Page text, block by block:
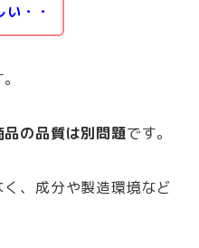
・・
の品質は別問題です。
、成分や製造環境など